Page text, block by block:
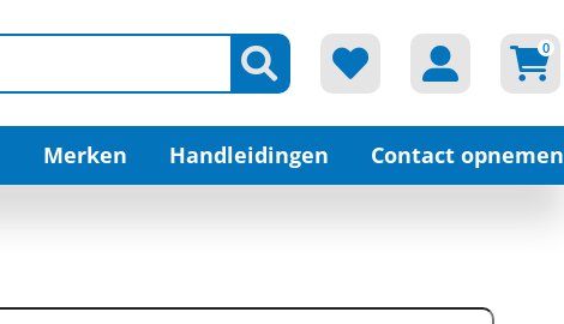
0
Merken Handleidingen Contact opnemen